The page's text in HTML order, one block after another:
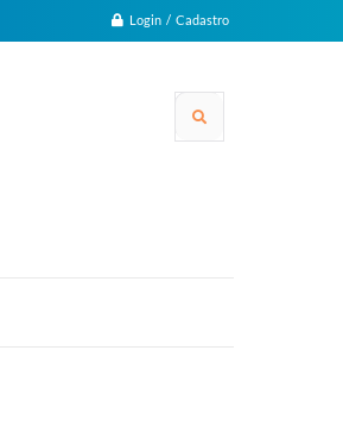
Login / Cadastro